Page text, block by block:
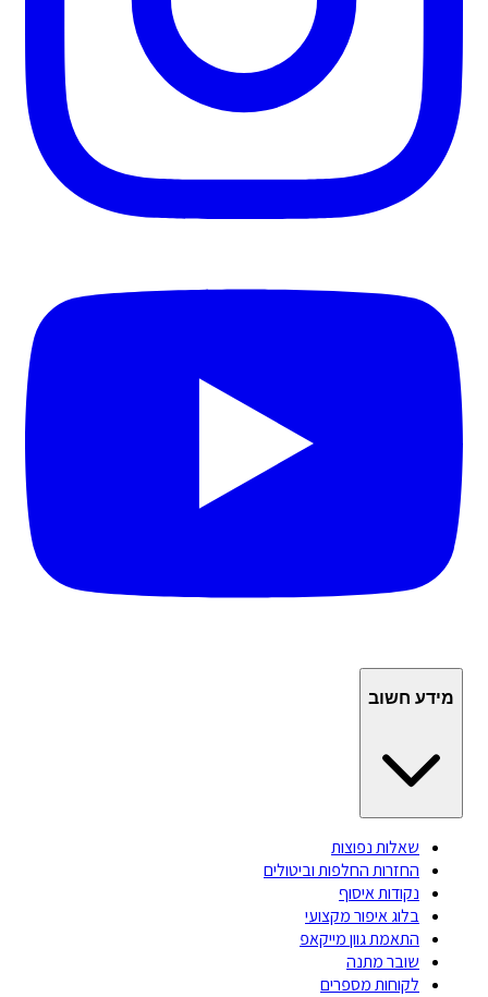
מידע חשוב
שאלות נפוצות
החזרות החלפות וביטולים
נקודות איסוף
בלוג איפור מקצועי
התאמת גוון מייקאפ
שובר מתנה
לקוחות מספרים